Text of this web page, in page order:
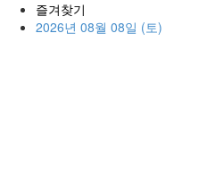
즐겨찾기
2026년 08월 08일 (토)